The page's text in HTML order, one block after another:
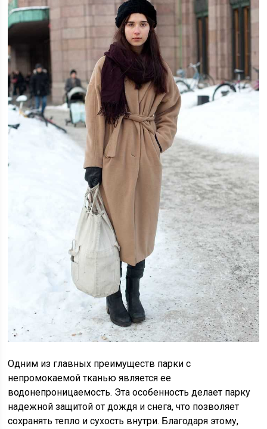
Одним из главных преимуществ парки с
непромокаемой тканью является ее
водонепроницаемость. Эта особенность делает парку
надежной защитой от дождя и снега, что позволяет
сохранять тепло и сухость внутри. Благодаря этому,